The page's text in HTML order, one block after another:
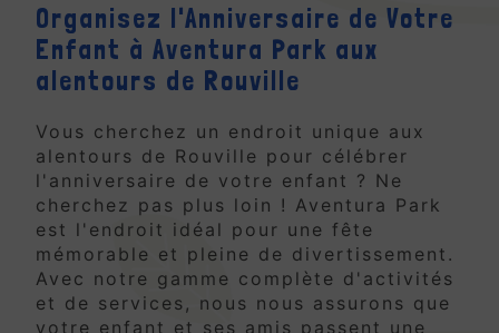
Organisez l'Anniversaire de Votre
Enfant à Aventura Park aux
alentours de Rouville
Vous cherchez un endroit unique aux
alentours de Rouville pour célébrer
l'anniversaire de votre enfant ? Ne
cherchez pas plus loin ! Aventura Park
est l'endroit idéal pour une fête
mémorable et pleine de divertissement.
Avec notre gamme complète d'activités
et de services, nous nous assurons que
votre enfant et ses amis passent une